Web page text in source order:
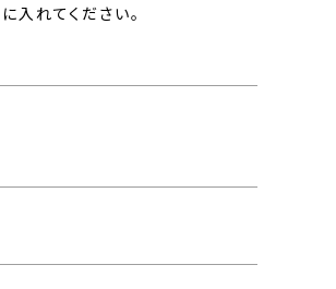
入れてください。